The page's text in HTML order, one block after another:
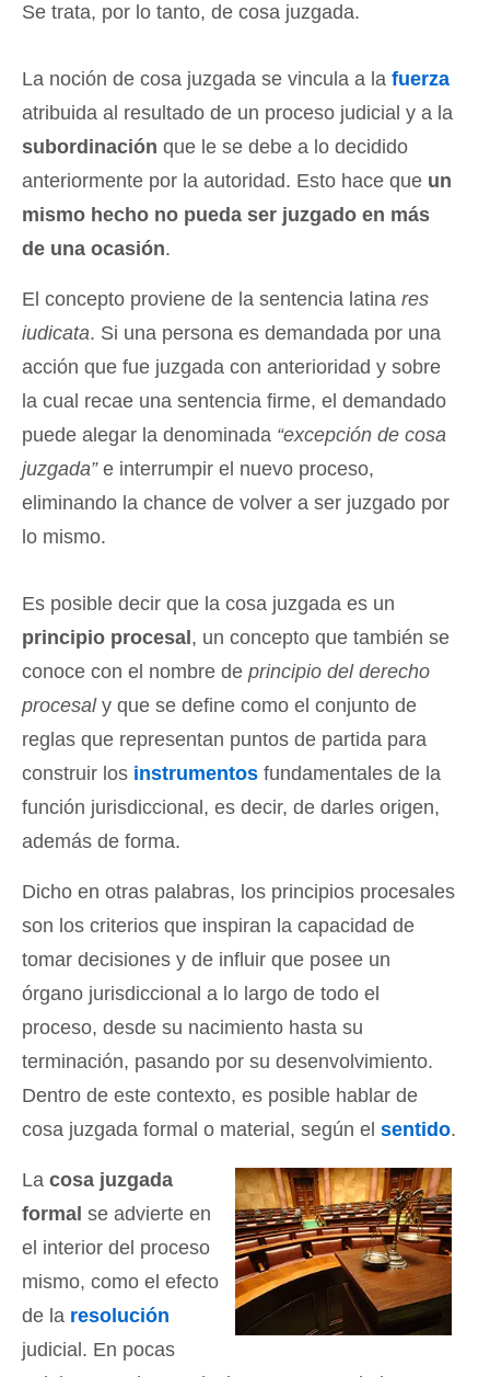
Se trata, por lo tanto, de cosa juzgada.
La noción de cosa juzgada se vincula a la fuerza
atribuida al resultado de un proceso judicial y a la
subordinación que le se debe a lo decidido
anteriormente por la autoridad. Esto hace que un
mismo hecho no pueda ser juzgado en más
de una ocasión.
El concepto proviene de la sentencia latina res
iudicata. Si una persona es demandada por una
acción que fue juzgada con anterioridad y sobre
la cual recae una sentencia firme, el demandado
puede alegar la denominada “excepción de cosa
juzgada”e interrumpir el nuevo proceso,
eliminando la chance de volver a ser juzgado por
lo mismo.
Es posible decir que la cosa juzgada es un
principio procesal , un concepto que también se
conoce con el nombre de principio del derecho
procesaly que se define como el conjunto de
reglas que representan puntos de partida para
construir los instrumentos fundamentales de la
función jurisdiccional, es decir, de darles origen,
además de forma.
Dicho en otras palabras, los principios procesales
son los criterios que inspiran la capacidad de
tomar decisiones y de influir que posee un
órgano jurisdiccional a lo largo de todo el
proceso, desde su nacimiento hasta su
terminación, pasando por su desenvolvimiento.
Dentro de este contexto, es posible hablar de
cosa juzgada formal o material, según el sentido.
La cosa juzgada
formal se advierte en
el interior del proceso
mismo, como el efecto
de la resolución
judicial. En pocas